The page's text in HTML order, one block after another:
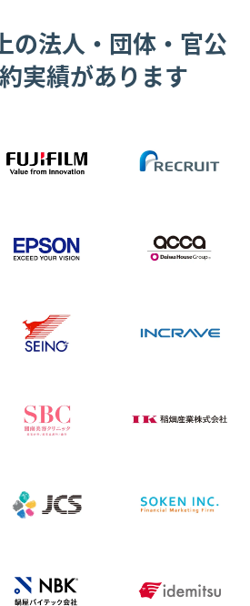
の法人・団体・官公
実績があります